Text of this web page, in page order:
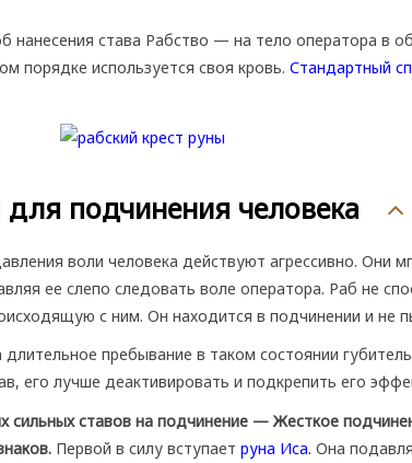
нанесения става Рабство — на тело оператора в
порядке используется своя кровь. Стандартный
подчинения человека
воли человека действуют агрессивно. Они
ее слепо следовать воле оператора. Раб не
с ним. Он находится в подчинении и не
пребывание в таком состоянии
его лучше деактивировать и подкрепить его
сильных ставов на подчинение — Жесткое
Первой в силу вступает руна Иса. Она